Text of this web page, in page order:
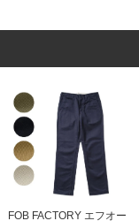
FOB FACTORY エフオー